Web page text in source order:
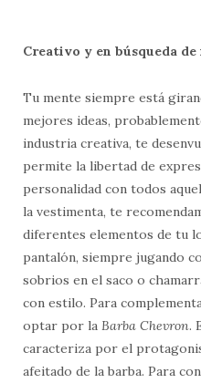
Creativo y en búsqueda de
Tu mente siempre está
mejores ideas,
industria creativa, te
permite la libertad de
personalidad con todos
la vestimenta, te
diferentes elementos de tu
pantalón, siempre jugando
sobrios en el saco o
con estilo. Para
optar por la Barba Chevron.
caracteriza por el
afeitado de la barba. Para